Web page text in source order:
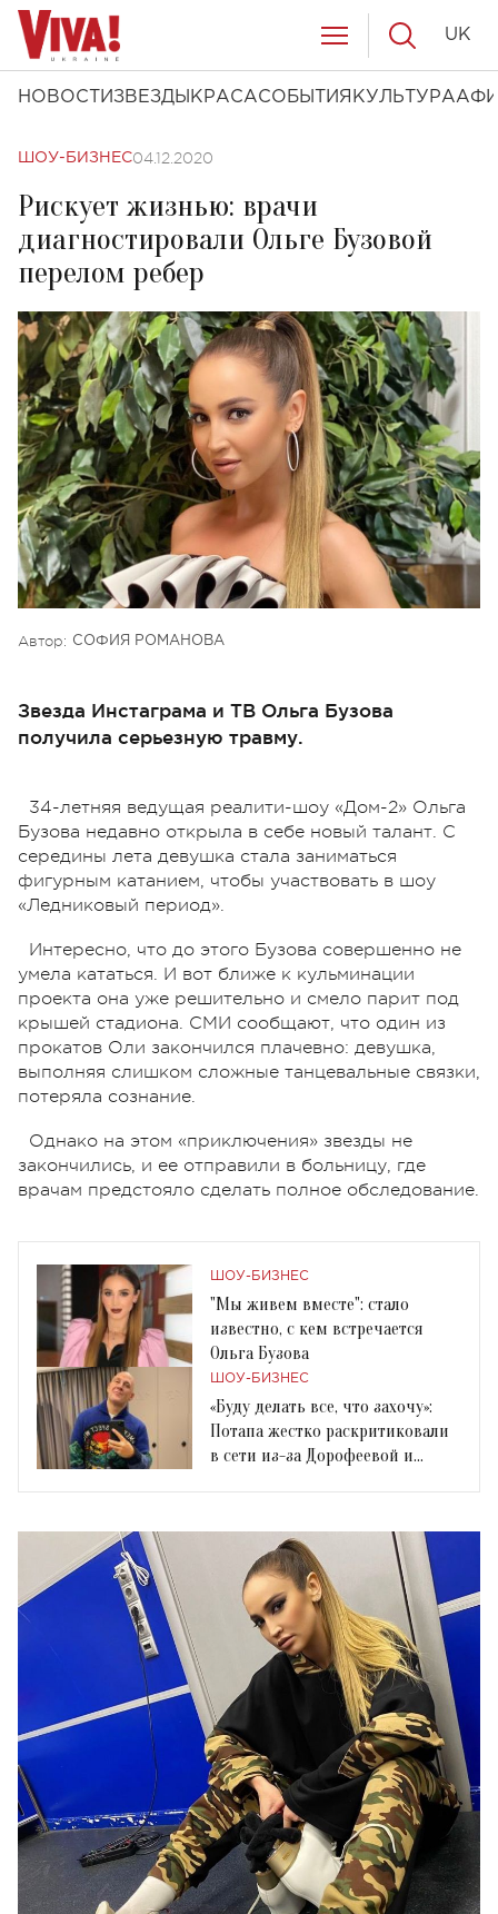
НОВОСТИ ЗВЕЗДЫ КРАСАСОБЫТИЯ КУЛЬТУРА
UK
ШОУ-БИЗНЕС04.12.2020
Рискует жизнью: врачи
диагностировали Ольге Бузовой
перелом ребер
Автор: СОФИЯ РОМАНОВА
Звезда Инстаграма и ТВ Ольга Бузова
получила серьезную травму.
34-летняя ведущая реалити-шоу «Дом-2» Ольга
Бузова недавно открыла в себе новый талант. С
середины лета девушка стала заниматься
фигурным катанием, чтобы участвовать в шоу
«Ледниковый период».
Интересно, что до этого Бузова совершенно не
умела кататься. И вот ближе к кульминации
проекта она уже решительно и смело парит под
крышей стадиона. СМИ сообщают, что один из
прокатов Оли закончился плачевно: девушка,
выполняя слишком сложные танцевальные связки,
потеряла сознание.
Однако на этом «приключения» звезды не
закончились, и ее отправили в больницу, где
врачам предстояло сделать полное обследование.
ШОУ-БИЗНЕС
"Мы живем вместе": стало
известно, с кем встречается
Ольга Бузова
ШОУ-БИЗНЕС
«Буду делать все, что захочу»:
Потапа жестко раскритиковали
в сети из-за Дорофеевой и